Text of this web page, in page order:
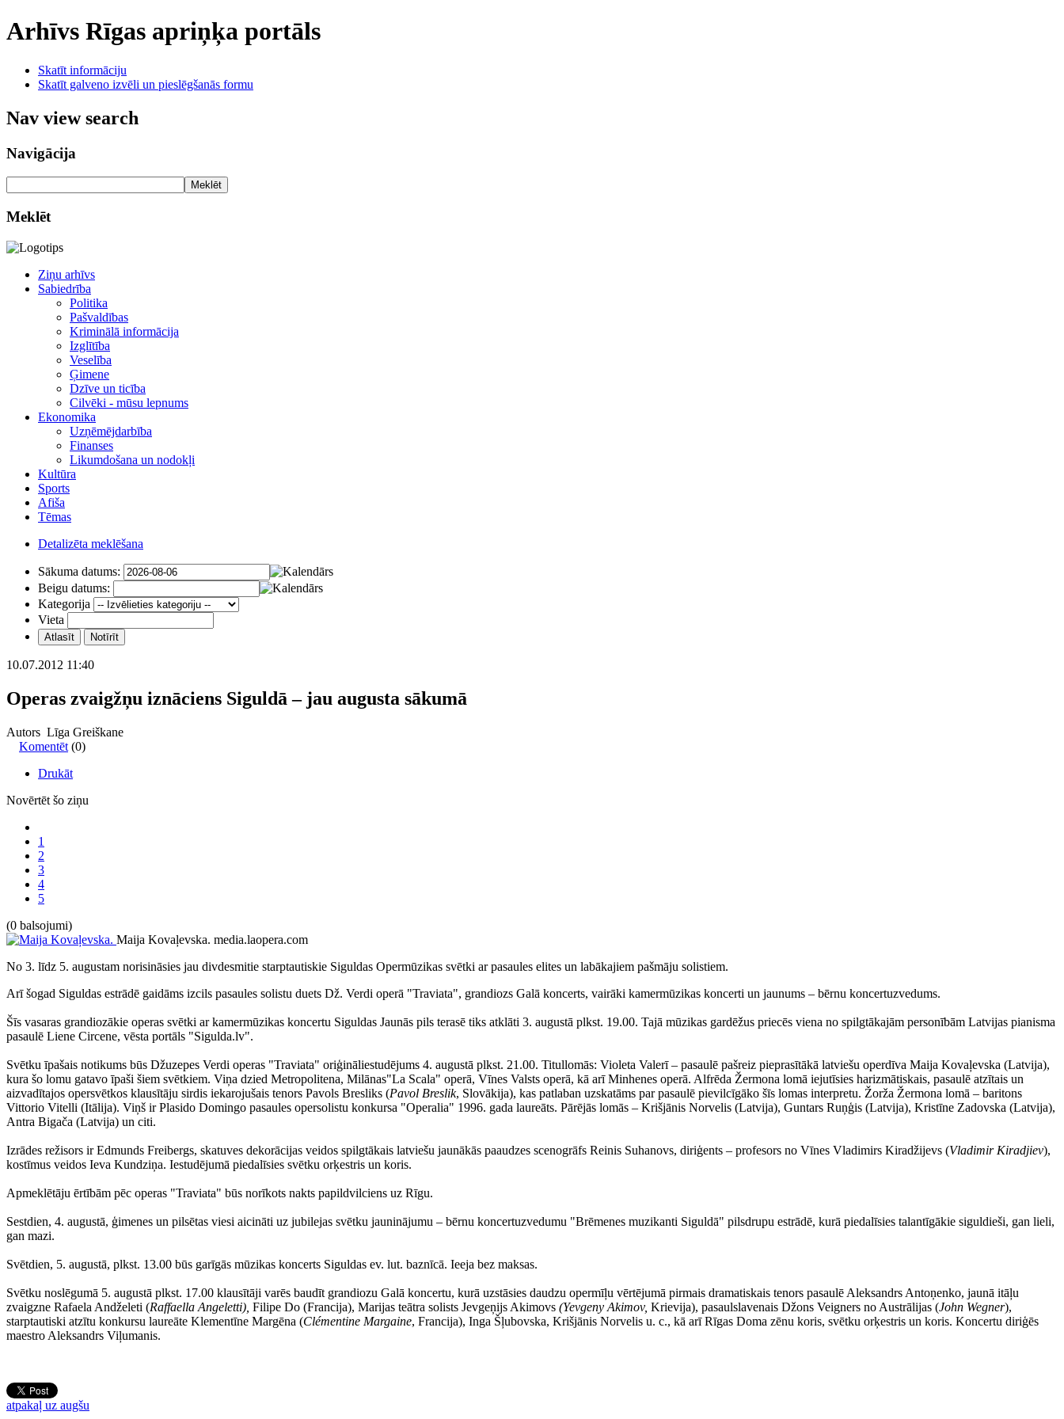
Arhīvs Rīgas apriņķa portāls
Skatīt informāciju
Skatīt galveno izvēli un pieslēgšanās formu
Nav view search
Navigācija
Meklēt
Meklēt
Ziņu arhīvs
Sabiedrība
Politika
Pašvaldības
Kriminālā informācija
Izglītība
Veselība
Ģimene
Dzīve un ticība
Cilvēki - mūsu lepnums
Ekonomika
Uzņēmējdarbība
Finanses
Likumdošana un nodokļi
Kultūra
Sports
Afiša
Tēmas
Detalizēta meklēšana
Sākuma datums:
Beigu datums:
Kategorija
Vieta
10.07.2012 11:40
Operas zvaigžņu iznāciens Siguldā – jau augusta sākumā
Autors Līga Greiškane
Komentēt (0)
Drukāt
Novērtēt šo ziņu
1
2
3
4
5
(0 balsojumi)
Maija Kovaļevska. media.laopera.com
No 3. līdz 5. augustam norisināsies jau divdesmitie starptautiskie Siguldas Opermūzikas svētki ar pasaules elites un labākajiem pašmāju solistiem.
Arī šogad Siguldas estrādē gaidāms izcils pasaules solistu duets Dž. Verdi operā "Traviata", grandiozs Galā koncerts, vairāki kamermūzikas koncerti un jaunums – bērnu koncertuzvedums.
Šīs vasaras grandiozākie operas svētki ar kamermūzikas koncertu Siguldas Jaunās pils terasē tiks atklāti 3. augustā plkst. 19.00. Tajā mūzikas gardēžus priecēs viena no spilgtākajām personībām Latvijas pianisma
pasaulē Liene Circene, vēsta portāls "Sigulda.lv".
Svētku īpašais notikums būs Džuzepes Verdi operas "Traviata" oriģināliestudējums 4. augustā plkst. 21.00. Titullomās: Violeta Valerī – pasaulē pašreiz pieprasītākā latviešu operdīva Maija Kovaļevska (Latvija),
kura šo lomu gatavo īpaši šiem svētkiem. Viņa dzied Metropolitena, Milānas"La Scala" operā, Vīnes Valsts operā, kā arī Minhenes operā. Alfrēda Žermona lomā iejutīsies harizmātiskais, pasaulē atzītais un
aizvadītajos opersvētkos klausītāju sirdis iekarojušais tenors Pavols Bresliks (Pavol Breslik, Slovākija), kas patlaban uzskatāms par pasaulē pievilcīgāko šīs lomas interpretu. Žorža Žermona lomā – baritons
Vittorio Vitelli (Itālija). Viņš ir Plasido Domingo pasaules opersolistu konkursa "Operalia" 1996. gada laureāts. Pārējās lomās – Krišjānis Norvelis (Latvija), Guntars Ruņģis (Latvija), Kristīne Zadovska (Latvija),
Antra Bigača (Latvija) un citi.
Izrādes režisors ir Edmunds Freibergs, skatuves dekorācijas veidos spilgtākais latviešu jaunākās paaudzes scenogrāfs Reinis Suhanovs, diriģents – profesors no Vīnes Vladimirs Kiradžijevs (Vladimir Kiradjiev),
kostīmus veidos Ieva Kundziņa. Iestudējumā piedalīsies svētku orķestris un koris.
Apmeklētāju ērtībām pēc operas "Traviata" būs norīkots nakts papildvilciens uz Rīgu.
Sestdien, 4. augustā, ģimenes un pilsētas viesi aicināti uz jubilejas svētku jauninājumu – bērnu koncertuzvedumu "Brēmenes muzikanti Siguldā" pilsdrupu estrādē, kurā piedalīsies talantīgākie siguldieši, gan lieli,
gan mazi.
Svētdien, 5. augustā, plkst. 13.00 būs garīgās mūzikas koncerts Siguldas ev. lut. baznīcā. Ieeja bez maksas.
Svētku noslēgumā 5. augustā plkst. 17.00 klausītāji varēs baudīt grandiozu Galā koncertu, kurā uzstāsies daudzu opermīļu vērtējumā pirmais dramatiskais tenors pasaulē Aleksandrs Antoņenko, jaunā itāļu
zvaigzne Rafaela Andželeti (Raffaella Angeletti), Filipe Do (Francija), Marijas teātra solists Jevgeņijs Akimovs (Yevgeny Akimov, Krievija), pasaulslavenais Džons Veigners no Austrālijas (John Wegner),
starptautiski atzītu konkursu laureāte Klementīne Margēna (Clémentine Margaine, Francija), Inga Šļubovska, Krišjānis Norvelis u. c., kā arī Rīgas Doma zēnu koris, svētku orķestris un koris. Koncertu diriģēs
maestro Aleksandrs Viļumanis.
atpakaļ uz augšu